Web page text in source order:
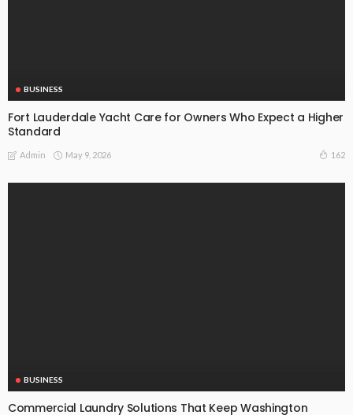
BUSINESS
Fort Lauderdale Yacht Care for Owners Who Expect a Higher
Standard
Admin May 9, 2026 162
BUSINESS
Commercial Laundry Solutions That Keep Washington